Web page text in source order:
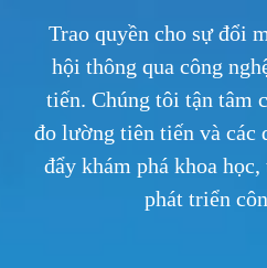
Trao quyền cho sự đổi
hội thông qua công
tiến. Chúng tôi tận tâm
đo lường tiên tiến và các
đẩy khám phá khoa
phát triển